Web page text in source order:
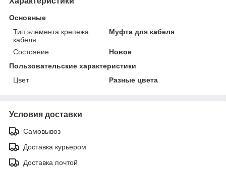
Основные
Тип элемента крепежа
кабеля
Муфта для кабеля
Состояние
Новое
Пользовательские характеристики
Цвет
Разные цвета
Условия доставки
Самовывоз
Доставка курьером
Доставка почтой